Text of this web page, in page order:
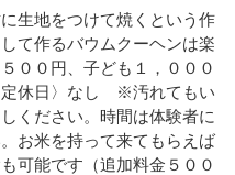
生地をつけて焼くという作
て作るバウムクーヘンは楽
００円、子ども１，０００
休日〉なし ※汚れてもい
ください。時間は体験者に
お米を持って来てもらえば
可能です（追加料金５００